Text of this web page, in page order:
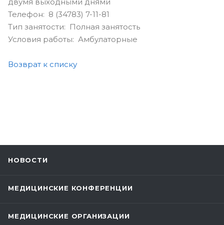
Телефон: 8 (34783) 7-11-81
Тип занятости: Полная занятость
Условия работы: Амбулаторные
Возврат к списку
НОВОСТИ
МЕДИЦИНСКИЕ КОНФЕРЕНЦИИ
МЕДИЦИНСКИЕ ОРГАНИЗАЦИИ